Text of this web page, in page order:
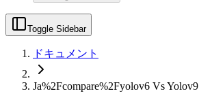
Toggle Sidebar
ドキュメント
Ja%2Fcompare%2Fyolov6 Vs Yolov9